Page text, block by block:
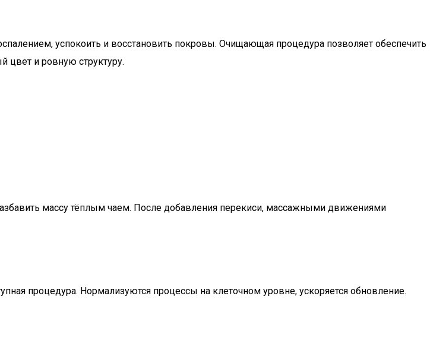
успокоить и восстановить покровы. Очищающая процедура позволяет обеспечить
цвет и ровную структуру.
массу тёплым чаем. После добавления перекиси, массажными движениями
процедура. Нормализуются процессы на клеточном уровне, ускоряется обновление.